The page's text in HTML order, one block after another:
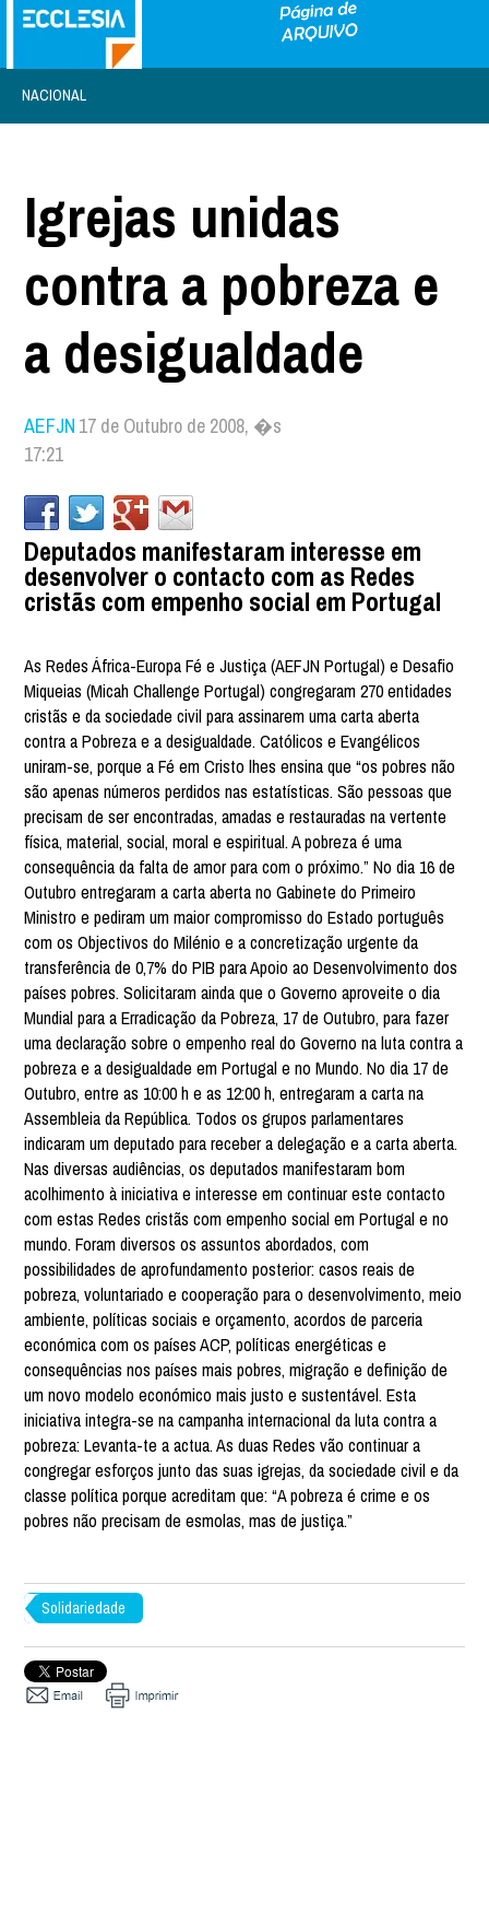
NACIONAL
Igrejas unidas
contra a pobreza e
a desigualdade
AEFJN 17 de Outubro de 2008, �s
17:21
Deputados manifestaram interesse em
desenvolver o contacto com as Redes
cristãs com empenho social em Portugal
As Redes África-Europa Fé e Justiça (AEFJN Portugal) e Desafio
Miqueias (Micah Challenge Portugal) congregaram 270 entidades
cristãs e da sociedade civil para assinarem uma carta aberta
contra a Pobreza e a desigualdade. Católicos e Evangélicos
uniram-se, porque a Fé em Cristo lhes ensina que “os pobres não
são apenas números perdidos nas estatísticas. São pessoas que
precisam de ser encontradas, amadas e restauradas na vertente
física, material, social, moral e espiritual. A pobreza é uma
consequência da falta de amor para com o próximo.” No dia 16 de
Outubro entregaram a carta aberta no Gabinete do Primeiro
Ministro e pediram um maior compromisso do Estado português
com os Objectivos do Milénio e a concretização urgente da
transferência de 0,7% do PIB para Apoio ao Desenvolvimento dos
países pobres. Solicitaram ainda que o Governo aproveite o dia
Mundial para a Erradicação da Pobreza, 17 de Outubro, para fazer
uma declaração sobre o empenho real do Governo na luta contra a
pobreza e a desigualdade em Portugal e no Mundo. No dia 17 de
Outubro, entre as 10:00 h e as 12:00 h, entregaram a carta na
Assembleia da República. Todos os grupos parlamentares
indicaram um deputado para receber a delegação e a carta aberta.
Nas diversas audiências, os deputados manifestaram bom
acolhimento à iniciativa e interesse em continuar este contacto
com estas Redes cristãs com empenho social em Portugal e no
mundo. Foram diversos os assuntos abordados, com
possibilidades de aprofundamento posterior: casos reais de
pobreza, voluntariado e cooperação para o desenvolvimento, meio
ambiente, políticas sociais e orçamento, acordos de parceria
económica com os países ACP, políticas energéticas e
consequências nos países mais pobres, migração e definição de
um novo modelo económico mais justo e sustentável. Esta
iniciativa integra-se na campanha internacional da luta contra a
pobreza: Levanta-te a actua. As duas Redes vão continuar a
congregar esforços junto das suas igrejas, da sociedade civil e da
classe política porque acreditam que: “A pobreza é crime e os
pobres não precisam de esmolas, mas de justiça.”
Solidariedade